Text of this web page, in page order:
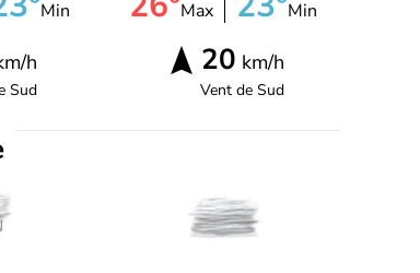
Min
h
Sud
Max Min
20 km/h
Vent deSud